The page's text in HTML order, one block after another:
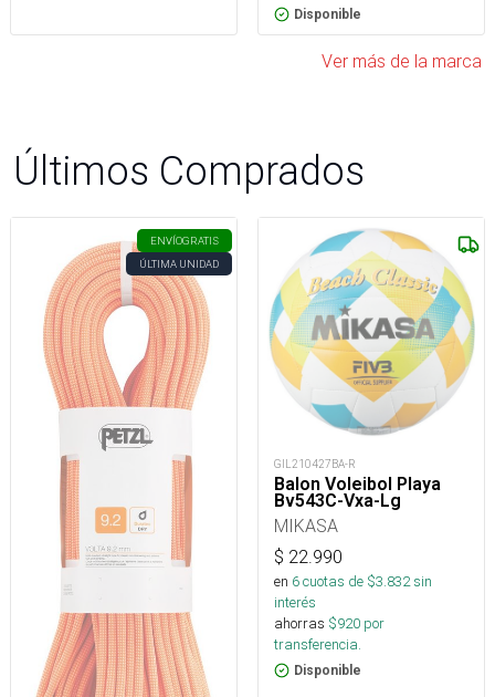
Disponible
Ver más de la marca
Últimos Comprados
ENVÍOGRATIS
ÚLTIMA UNIDAD
GIL210427BA-R
Balon Voleibol Playa
Bv543C-Vxa-Lg
MIKASA
$ 22.990
en 6cuotas de $3.832sin
interés
ahorras $920 por
transferencia.
Disponible